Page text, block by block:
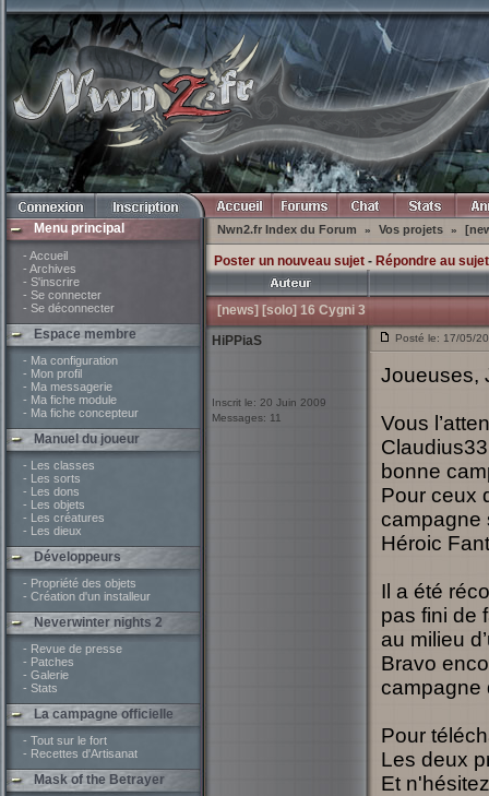
Menu principal
- Accueil
- Archives
- S'inscrire
- Se connecter
- Se déconnecter
Espace membre
- Ma configuration
- Mon profil
- Ma messagerie
- Ma fiche module
- Ma fiche concepteur
Manuel du joueur
- Les classes
- Les sorts
- Les dons
- Les objets
- Les créatures
- Les dieux
Développeurs
- Propriété des objets
- Création d'un installeur
Neverwinter nights 2
- Revue de presse
- Patches
- Galerie
- Stats
La campagne officielle
- Tout sur le fort
- Recettes d'Artisanat
Mask of the Betrayer
Nwn2.fr Index du Forum » Vos projets »
Poster un nouveau sujet- Répondre au sujet
[news] [solo] 16 Cygni 3
HiPPiaS
Inscrit le: 20 Juin 2009
Messages: 11
Posté le: 17/05/
Joueuses,
Vous
bonne
Pour ceux
campagne
Héroic
Il a été
pas fini de
au milieu
Bravo
campagne
Pour
Les deux
Et